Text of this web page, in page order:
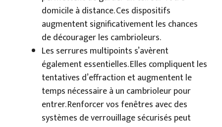
domicile à distance. Ces dispositifs
augmentent significativement les chances
de décourager les cambrioleurs.
Les serrures multipoints s’avèrent
également essentielles. Elles compliquent les
tentatives d’effraction et augmentent le
temps nécessaire à un cambrioleur pour
entrer. Renforcer vos fenêtres avec des
systèmes de verrouillage sécurisés peut